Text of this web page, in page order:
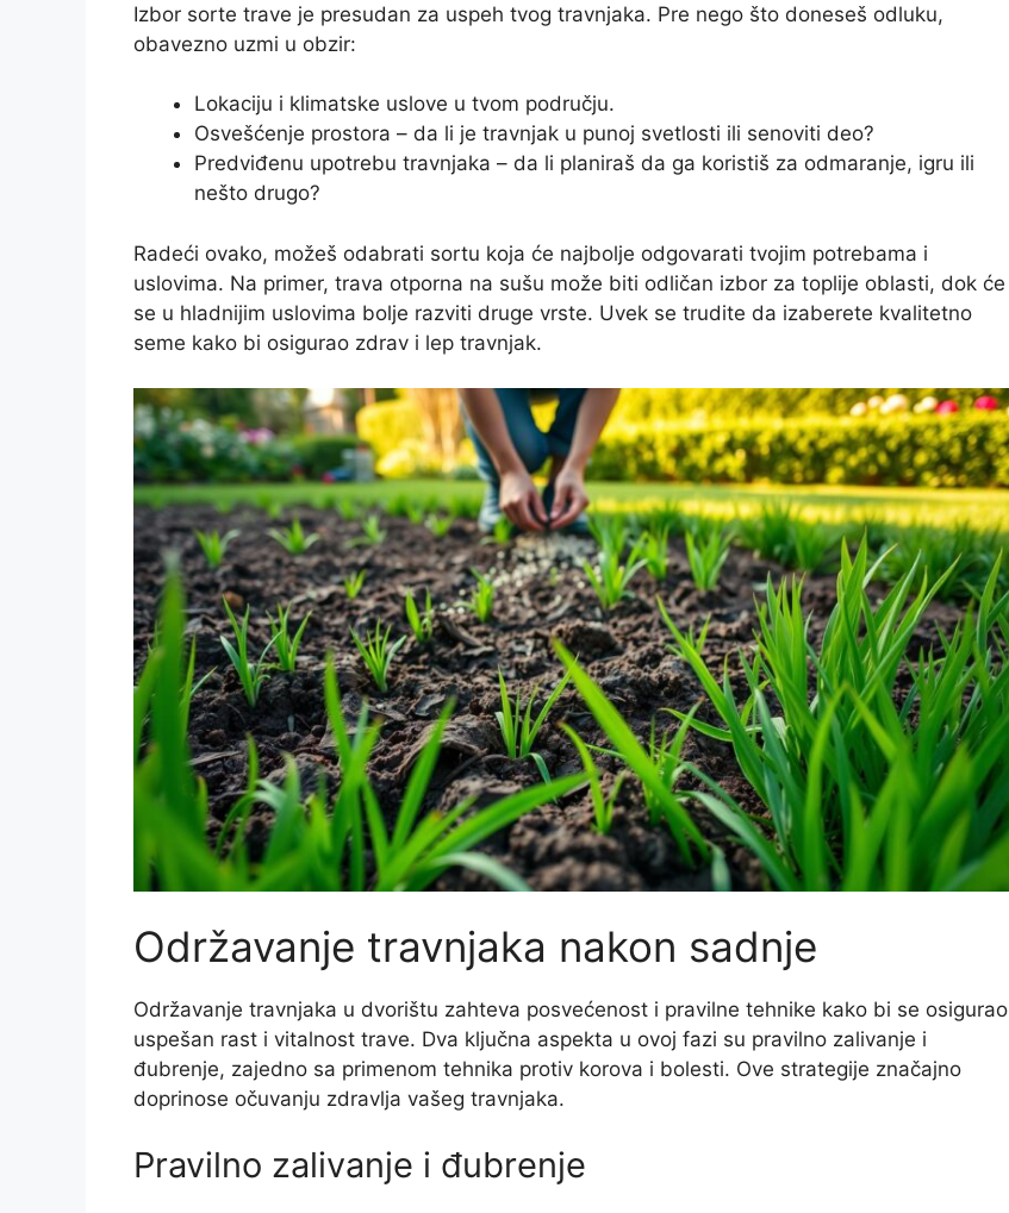
Izbor sorte trave je presudan za uspeh tvog travnjaka. Pre nego što doneseš odluku,
obavezno uzmi u obzir:
Lokaciju i klimatske uslove u tvom području.
Osvešćenje prostora – da li je travnjak u punoj svetlosti ili senoviti deo?
Predviđenu upotrebu travnjaka – da li planiraš da ga koristiš za odmaranje, igru ili
nešto drugo?
Radeći ovako, možeš odabrati sortu koja će najbolje odgovarati tvojim potrebama i
uslovima. Na primer, trava otporna na sušu može biti odličan izbor za toplije oblasti, dok će
se u hladnijim uslovima bolje razviti druge vrste. Uvek se trudite da izaberete kvalitetno
seme kako bi osigurao zdrav i lep travnjak.
Održavanje travnjaka nakon sadnje
Održavanje travnjaka u dvorištu zahteva posvećenost i pravilne tehnike kako bi se osigurao
uspešan rast i vitalnost trave. Dva ključna aspekta u ovoj fazi su pravilno zalivanje i
đubrenje, zajedno sa primenom tehnika protiv korova i bolesti. Ove strategije značajno
doprinose očuvanju zdravlja vašeg travnjaka.
Pravilno zalivanje i đubrenje